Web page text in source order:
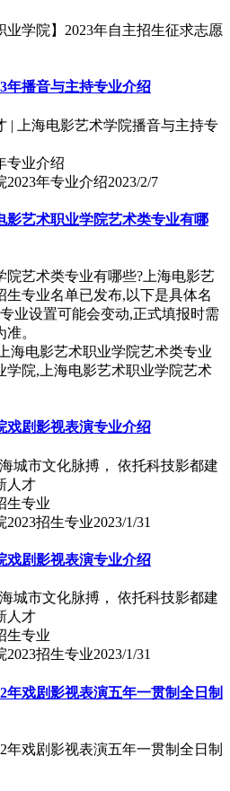
业学院】2023年自主招生征求志愿
年播音与主持专业介绍
| 上海电影艺术学院播音与主持专
2023年专业介绍2023/2/7
影艺术职业学院艺术类专业有哪
院艺术类专业有哪些?上海电影艺
生专业名单已发布,以下是具体名
业设置可能会变动,正式填报时需
。
学院,上海电影艺术职业学院艺术
戏剧影视表演专业介绍
城市文化脉搏， 依托科技影都建
人才
2023招生专业2023/1/31
戏剧影视表演专业介绍
城市文化脉搏， 依托科技影都建
人才
2023招生专业2023/1/31
年戏剧影视表演五年一贯制全日制
年戏剧影视表演五年一贯制全日制